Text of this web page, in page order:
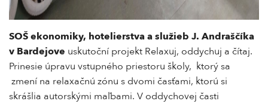
SOŠ ekonomiky, hotelierstva a služieb J. Andraščíka
v Bardejove uskutoční projekt Relaxuj, oddychuj a čítaj.
Prinesie úpravu vstupného priestoru školy, ktorý sa
zmení na relaxačnú zónu s dvomi časťami, ktorú si
skrášlia autorskými maľbami. V oddychovej časti